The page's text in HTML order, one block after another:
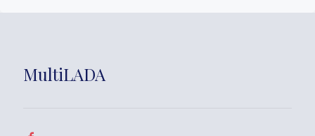
MultiLADA